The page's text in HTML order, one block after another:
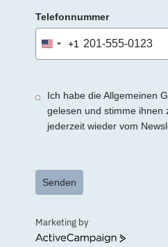
Telefonnummer
United
States
+1
Ich habe die Allgemeinen
gelesen und stimme ihnen
jederzeit wieder vom
Senden
Marketing by
ActiveCampaign